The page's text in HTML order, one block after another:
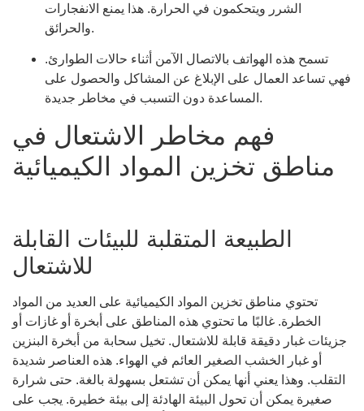
الشرر ويتحكمون في الحرارة. هذا يمنع الانفجارات
والحرائق.
تسمح هذه الهواتف بالاتصال الآمن أثناء حالات الطوارئ.
فهي تساعد العمال على الإبلاغ عن المشاكل والحصول على
المساعدة دون التسبب في مخاطر جديدة.
فهم مخاطر الاشتعال في
مناطق تخزين المواد الكيميائية
الطبيعة المتقلبة للبيئات القابلة
للاشتعال
تحتوي مناطق تخزين المواد الكيميائية على العديد من المواد
الخطرة. غالبًا ما تحتوي هذه المناطق على أبخرة أو غازات أو
جزيئات غبار دقيقة قابلة للاشتعال. تخيل سحابة من أبخرة البنزين
أو غبار الخشب الصغير العائم في الهواء. هذه العناصر شديدة
التقلب. وهذا يعني أنها يمكن أن تشتعل بسهولة بالغة. حتى شرارة
صغيرة يمكن أن تحول البيئة الهادئة إلى بيئة خطيرة. يجب على